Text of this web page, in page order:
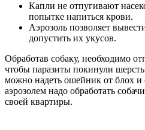
Капли не отпугивают
попытке напиться крови.
Аэрозоль позволяет
допустить их укусов.
Обработав собаку, необходимо
чтобы паразиты покинули
можно надеть ошейник от блох и
аэрозолем надо обработать
своей квартиры.